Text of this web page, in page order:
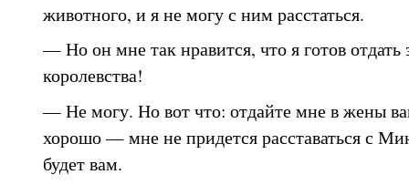
животного, и я не могу с ним расстаться.
— Но он мне так нравится, что я готов отдать
королевства!
— Не могу. Но вот что: отдайте мне в жены
хорошо — мне не придется расставаться с
будет вам.